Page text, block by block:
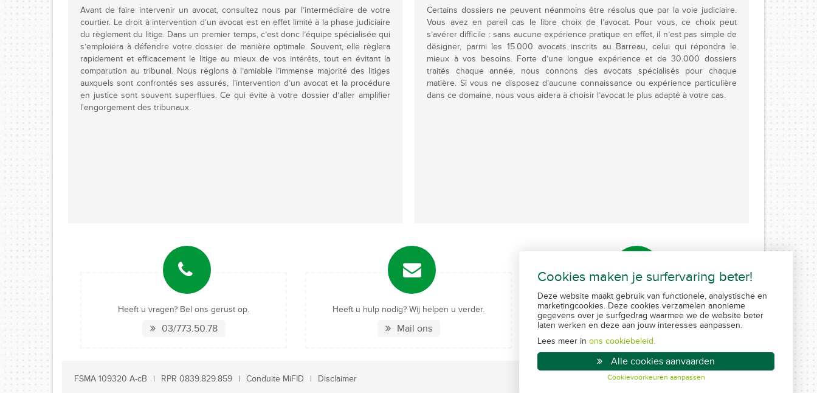
Avant de faire intervenir un avocat, consultez nous par l’intermédiaire de votre
courtier. Le droit à intervention d’un avocat est en effet limité à la phase judiciaire
du règlement du litige. Dans un premier temps, c’est donc l’équipe spécialisée qui
s’emploiera à défendre votre dossier de manière optimale. Souvent, elle règlera
rapidement et efficacement le litige au mieux de vos intérêts, tout en évitant la
comparution au tribunal. Nous réglons à l’amiable l’immense majorité des litiges
auxquels sont confrontés ses assurés, l’intervention d’un avocat et la procédure
en justice sont souvent superflues. Ce qui évite à votre dossier d’aller amplifier
l'engorgement des tribunaux.
Certains dossiers ne peuvent néanmoins être résolus que par la voie judiciaire.
Vous avez en pareil cas le libre choix de l’avocat. Pour vous, ce choix peut
s’avérer difficile : sans aucune expérience pratique en effet, il n’est pas simple de
désigner, parmi les 15.000 avocats inscrits au Barreau, celui qui répondra le
mieux à vos besoins. Forte d’une longue expérience et de 30.000 dossiers
traités chaque année, nous connons des avocats spécialisés pour chaque
matière. Si vous ne disposez d’aucune connaissance ou expérience particulière
dans ce domaine, nous vous aidera à choisir l’avocat le plus adapté à votre cas.
Heeft u vragen? Bel ons gerust op.
03/773.50.78
Heeft u hulp nodig? Wij helpen u verder.
Mail ons
Problemen bij het invullen of aangeven?
Maak een afspraak
FSMA 109320 A-cB RPR 0839.829.859 Conduite MiFID Disclaimer Created by Insucommerce
Cookies maken je surfervaring beter!
Deze website maakt gebruik van functionele, analystische en
marketingcookies. Deze cookies verzamelen anonieme
gegevens over je surfgedrag waarmee we de website beter
laten werken en deze aan jouw interesses aanpassen.
Lees meer in ons cookiebeleid.
Alle cookies aanvaarden
Cookievoorkeuren aanpassen